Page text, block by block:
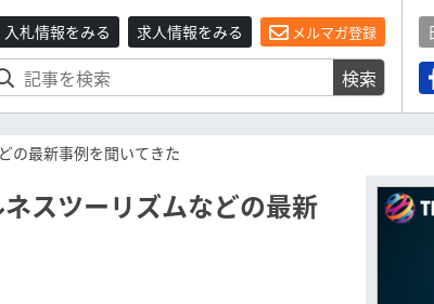
入札情報をみる 求人情報をみる メルマガ登録
検索
の最新事例を聞いてきた
スツーリズムなどの最新